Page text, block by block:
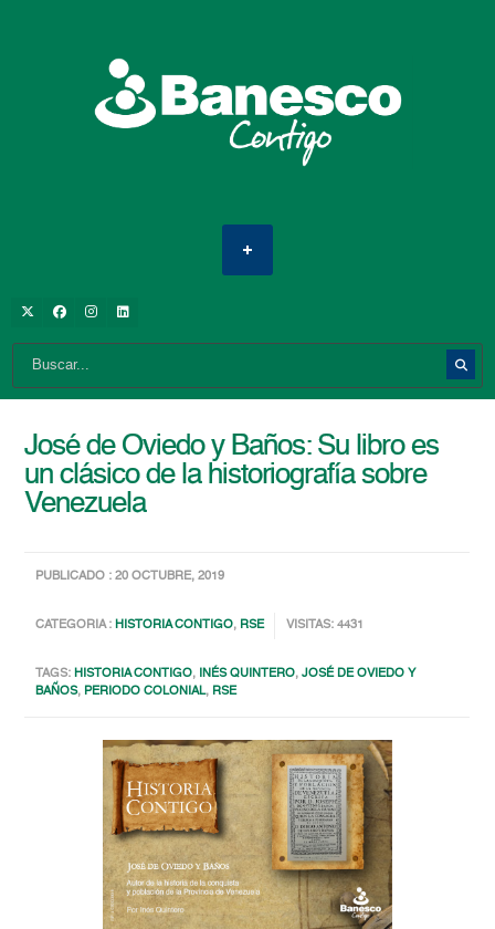
José de Oviedo y Baños: Su libro es
un clásico de la historiografía sobre
Venezuela
PUBLICADO : 20 OCTUBRE, 2019
CATEGORIA :HISTORIA CONTIGO, RSE VISITAS: 4431
TAGS:HISTORIA CONTIGO, INÉS QUINTERO,JOSÉ DE OVIEDO Y
BAÑOS, PERIODO COLONIAL, RSE